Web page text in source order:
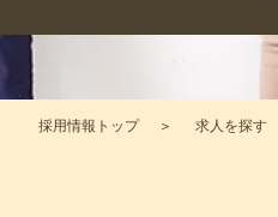
採用情報トップ 求人を探す